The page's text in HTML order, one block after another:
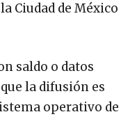
Ciudad de México
saldo o datos
la difusión es
operativo de